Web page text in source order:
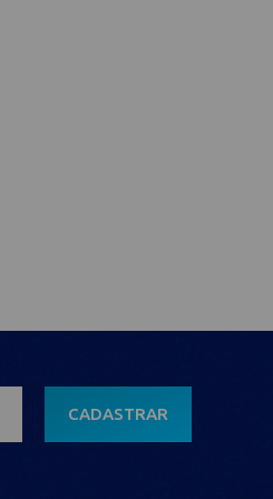
CADASTRAR